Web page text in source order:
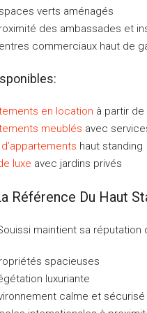
verts aménagés
des ambassades et
commerciaux haut de
en location à partir de
meublés avec
haut standing
luxe avec jardins privés
Référence Du Haut
maintient sa réputation
spacieuses
luxuriante
calme et sécurisé